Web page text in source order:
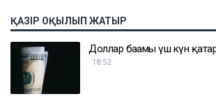
ҚАЗІР ОҚЫЛЫП ЖАТЫР
Доллар бағамы үш күн
18:52